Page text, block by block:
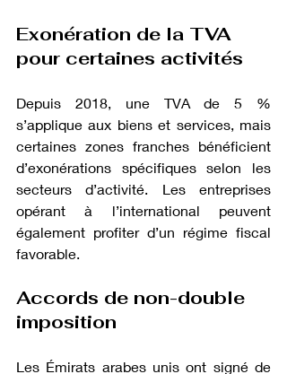
Exonération de la TVA
pour certaines activités
Depuis 2018, une TVA de 5 %
s’applique aux biens et services, mais
certaines zones franches bénéficient
d’exonérations spécifiques selon les
secteurs d’activité. Les entreprises
opérant à l’international peuvent
également profiter d’un régime fiscal
favorable.
Accords de non-double
imposition
Les Émirats arabes unis ont signé de